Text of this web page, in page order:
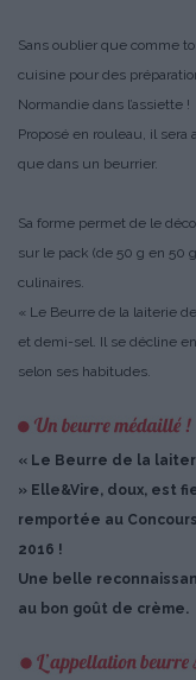
Sans oublier que comme
cuisine pour des
Normandie dans l’assiette !
Proposé en rouleau, il
que dans un beurrier.
Sa forme permet de le
sur le pack (de 50 g en 50
culinaires.
« Le Beurre de la laiterie
et demi-sel. Il se décline
selon ses habitudes.
« Le Beurre de la
» Elle&Vire, doux, est
remportée au
2016 !
Une belle
au bon goût de crème.